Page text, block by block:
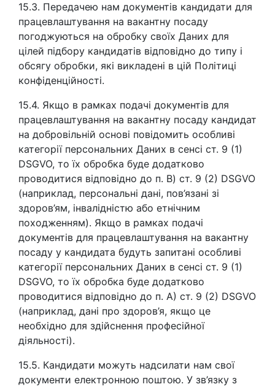
15.3. Передачею нам документів кандидати для
працевлаштування на вакантну посаду
погоджуються на обробку своїх Даних для
цілей підбору кандидатів відповідно до типу і
обсягу обробки, які викладені в цій Політиці
конфіденційності.
15.4. Якщо в рамках подачі документів для
працевлаштування на вакантну посаду кандидат
на добровільній основі повідомить особливі
категорії персональних Даних в сенсі ст. 9 (1)
DSGVO, то їх обробка буде додатково
проводитися відповідно до п. B) ст. 9 (2) DSGVO
(наприклад, персональні дані, пов’язані зі
здоров’ям, інвалідністю або етнічним
походженням). Якщо в рамках подачі
документів для працевлаштування на вакантну
посаду у кандидата будуть запитані особливі
категорії персональних Даних в сенсі ст. 9 (1)
DSGVO, то їх обробка буде додатково
проводитися відповідно до п. А) ст. 9 (2) DSGVO
(наприклад, дані про здоров’я, якщо це
необхідно для здійснення професійної
діяльності).
15.5. Кандидати можуть надсилати нам свої
документи електронною поштою. У зв’язку з